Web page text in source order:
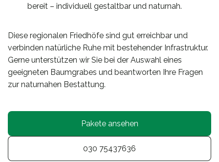
bereit – individuell gestaltbar und naturnah.
Diese regionalen Friedhöfe sind gut erreichbar und
verbinden natürliche Ruhe mit bestehender Infrastruktur.
Gerne unterstützen wir Sie bei der Auswahl eines
geeigneten Baumgrabes und beantworten Ihre Fragen
zur naturnahen Bestattung.
Pakete ansehen
030 75437636